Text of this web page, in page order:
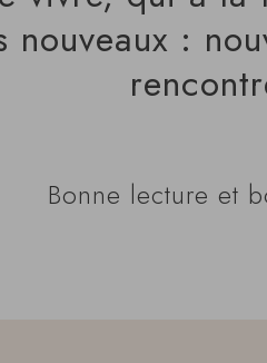
nouveaux :
Bonne lecture et